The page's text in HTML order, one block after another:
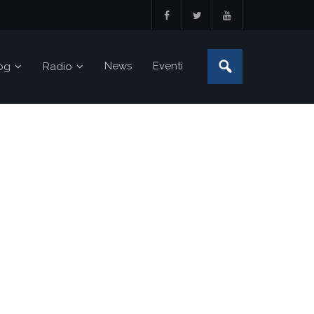
Radio News Eventi